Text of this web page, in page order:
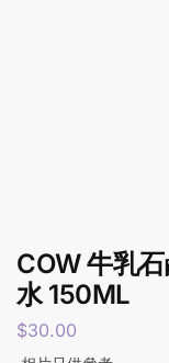
COW 牛乳
水 150ML
$30.00